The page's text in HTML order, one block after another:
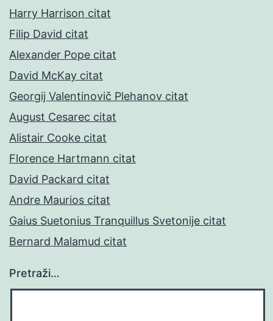
Harry Harrison citat
Filip David citat
Alexander Pope citat
David McKay citat
Georgij Valentinovič Plehanov citat
August Cesarec citat
Alistair Cooke citat
Florence Hartmann citat
David Packard citat
Andre Maurios citat
Gaius Suetonius Tranquillus Svetonije citat
Bernard Malamud citat
Pretraži…